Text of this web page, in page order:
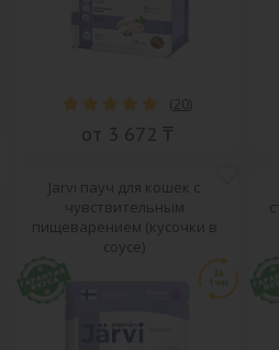
( 20)
от 3 672 ₸
Jarvi пауч для кошек с
чувствительным
пищеварением (кусочки в
соусе)